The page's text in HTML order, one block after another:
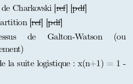
Charkovski [ref] [pdf]
[ref] [pdf]
de Galton-Watson (ou
la suite logistique : x(n+1) = 1 -